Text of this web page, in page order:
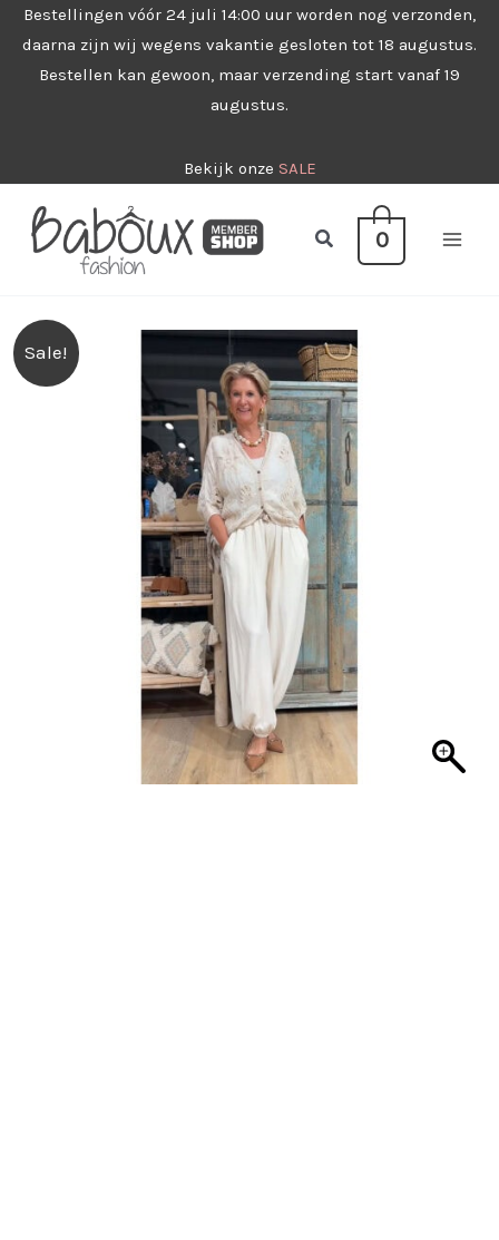
naar
Bestellingen vóór 24 juli 14:00 uur worden nog verzonden,
daarna zijn wij wegens vakantie gesloten tot 18 augustus.
Bestellen kan gewoon, maar verzending start vanaf 19
augustus.
Bekijk onze SALE
Zoeken0
Sale!